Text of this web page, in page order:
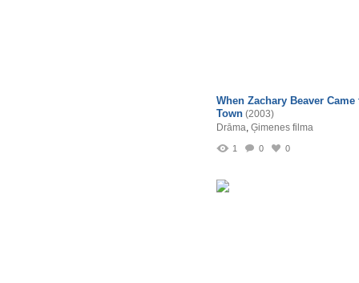
When Zachary Beaver Came
Town (2003)
Drāma, Ģimenes filma
1 0 0